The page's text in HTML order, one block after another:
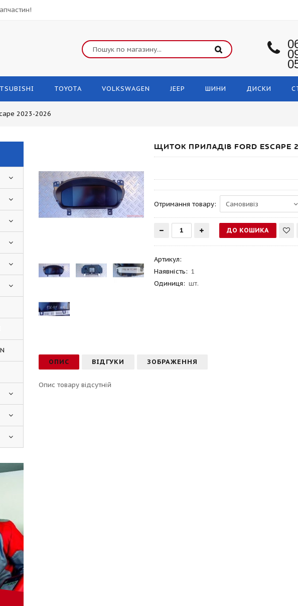
TOYOTA VOLKSWAGEN JEEP ШИНИ ДИСКИ
2023-2026
ЩИТОК ПРИЛАДІВ FORD ESCAPE
Отримання товару:
Артикул:
Наявність: 1
Одиниця: шт.
ОПИС ВІДГУКИ ЗОБРАЖЕННЯ
Опис товару відсутній